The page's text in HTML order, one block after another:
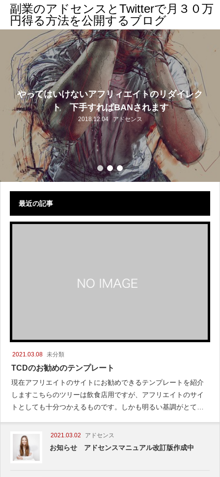
副業のアドセンスとTwitterで月３０万
円得る方法を公開するブログ
やってはいけないアフリィエイトのリダイレク
ト 下手すればBANされます
2018.12.04 アドセンス
最近の記事
2021.03.08 未分類
TCDのお勧めのテンプレート
現在アフリエイトのサイトにお勧めできるテンプレートを紹介
しますこちらのツリーは飲食店用ですが、アフリエイトのサイ
トとしても十分つかえるものです。しかも明るい基調がとても
2021.03.02 アドセンス
お知らせ アドセンスマニュアル改訂版作成中